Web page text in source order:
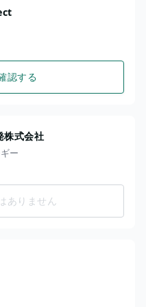
認する
株式会社
ー
ありません